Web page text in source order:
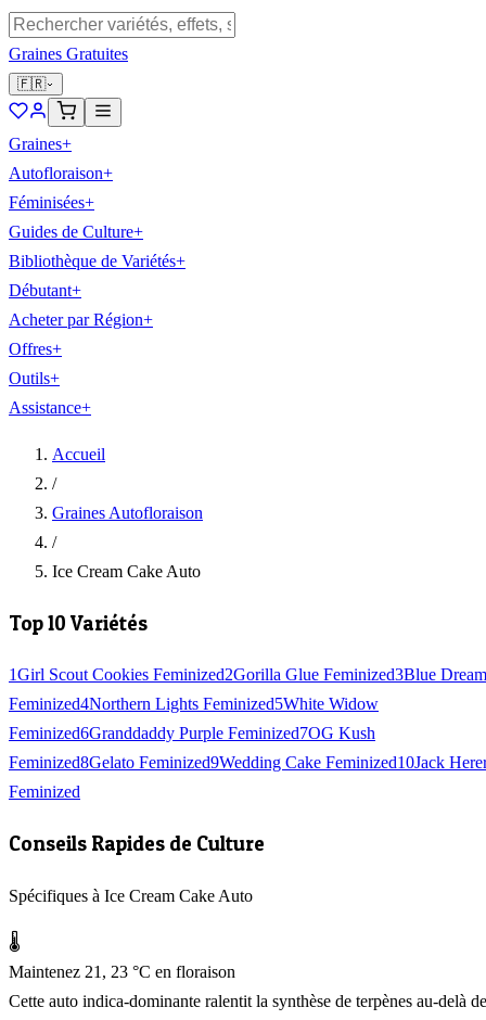
Graines Gratuites
🇫🇷
Graines+
Autofloraison+
Féminisées+
Guides de Culture+
Bibliothèque de Variétés+
Débutant+
Acheter par Région+
Offres+
Outils+
Assistance+
Accueil
/
Graines Autofloraison
/
Ice Cream Cake Auto
Top 10 Variétés
1Girl Scout Cookies Feminized2Gorilla Glue Feminized3Blue Dream
Feminized4Northern Lights Feminized5White Widow
Feminized6Granddaddy Purple Feminized7OG Kush
Feminized8Gelato Feminized9Wedding Cake Feminized10Jack
Feminized
Conseils Rapides de Culture
Spécifiques à Ice Cream Cake Auto
🌡️
Maintenez 21, 23 °C en floraison
Cette auto indica-dominante ralentit la synthèse de terpènes au-delà de